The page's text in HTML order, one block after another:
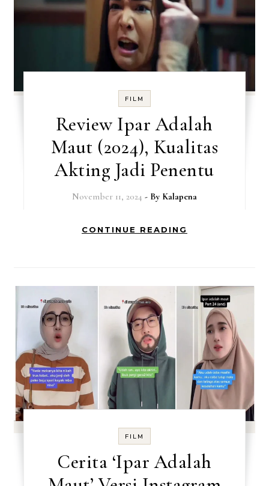
FILM
Review Ipar Adalah
Maut (2024), Kualitas
Akting Jadi Penentu
November 11, 2024 - By Kalapena
CONTINUE READING
FILM
Cerita ‘Ipar Adalah